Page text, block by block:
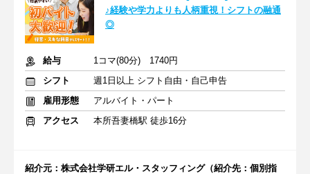
♪経験や学力よりも人柄重視！シフトの融通
◎
給与
1コマ(80分) 1740円
シフト
週1日以上 シフト自由・自己申告
雇用形態
アルバイト・パート
アクセス
本所吾妻橋駅 徒歩16分
紹介元：株式会社学研エル・スタッフィング（紹介先：個別指